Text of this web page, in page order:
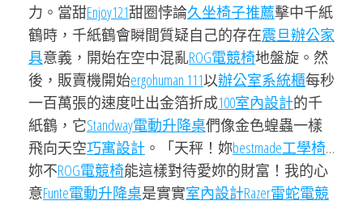
力。當甜Enjoy121甜圈悖論久坐椅子推薦擊中千紙
鶴時，千紙鶴會瞬間質疑自己的存在震旦辦公家
具意義，開始在空中混亂ROG電競椅地盤旋。然
後，販賣機開始ergohuman 111以辦公室系統櫃每秒
一百萬張的速度吐出金箔折成100室內設計的千
紙鶴，它Standway電動升降桌們像金色蝗蟲一樣
飛向天空巧寓設計 。「天秤！妳bestmade工學椅…
妳不ROG電競椅能這樣對待愛妳的財富！我的心
意Funte電動升降桌是實實室內設計Razer雷蛇電競